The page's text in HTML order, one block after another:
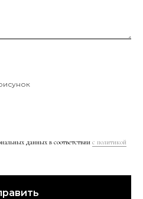
данных в соответствии с политикой